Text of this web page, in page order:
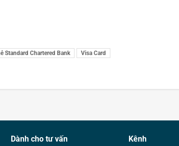
Standard Chartered Bank Visa Card
Dành cho tư vấn Kênh